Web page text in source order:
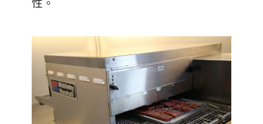
性。